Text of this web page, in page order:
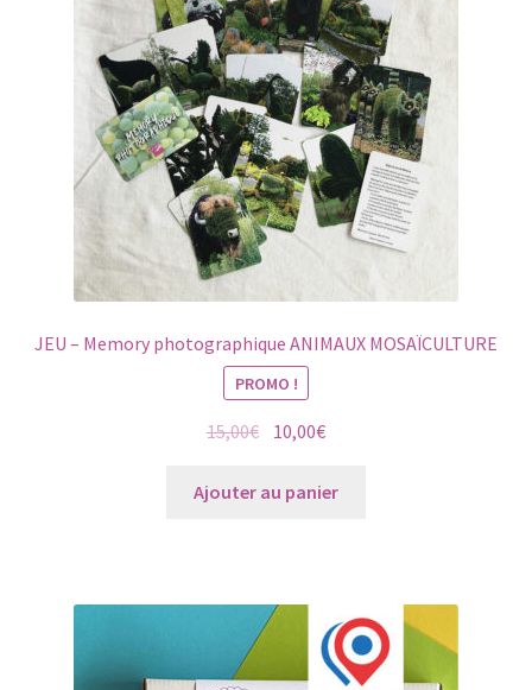
JEU – Memory photographique ANIMAUX MOSAÏCULTURE
PROMO !
15,00€ Le
initial
10,00€Le
actuel
Ajouter au panier